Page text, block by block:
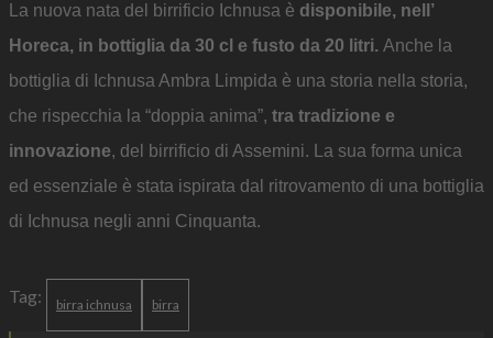
La nuova nata del birrificio Ichnusa è disponibile, nell’
Horeca, in bottiglia da 30 cl e fusto da 20 litri. Anche la
bottiglia di Ichnusa Ambra Limpida è una storia nella storia,
che rispecchia la “doppia anima”, tra tradizione e
innovazione, del birrificio di Assemini. La sua forma unica
ed essenziale è stata ispirata dal ritrovamento di una bottiglia
di Ichnusa negli anni Cinquanta.
Tag: birra ichnusa birra